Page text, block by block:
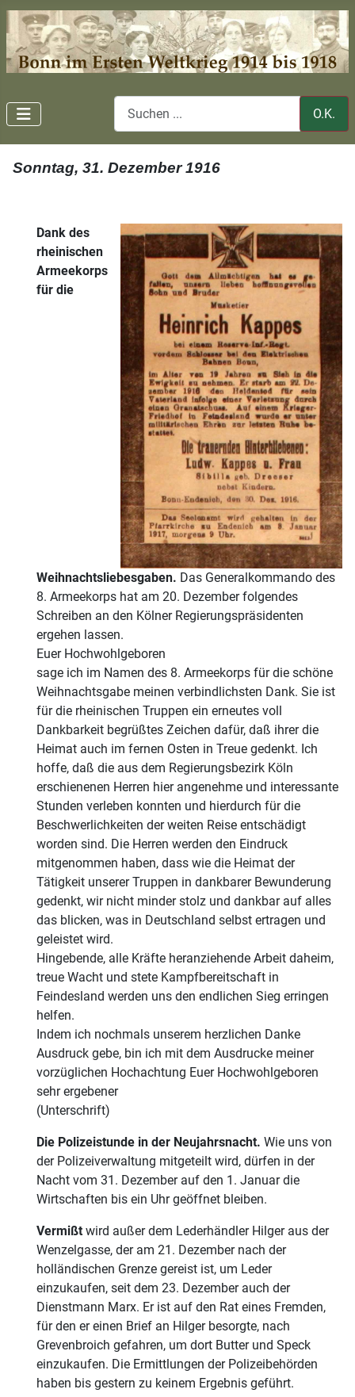
O.K.
Sonntag, 31. Dezember 1916
Dank des
rheinischen
Armeekorps
für die
Weihnachtsliebesgaben. Das Generalkommando des
8. Armeekorps hat am 20. Dezember folgendes
Schreiben an den Kölner Regierungspräsidenten
ergehen lassen.
Euer Hochwohlgeboren
sage ich im Namen des 8. Armeekorps für die schöne
Weihnachtsgabe meinen verbindlichsten Dank. Sie ist
für die rheinischen Truppen ein erneutes voll
Dankbarkeit begrüßtes Zeichen dafür, daß ihrer die
Heimat auch im fernen Osten in Treue gedenkt. Ich
hoffe, daß die aus dem Regierungsbezirk Köln
erschienenen Herren hier angenehme und interessante
Stunden verleben konnten und hierdurch für die
Beschwerlichkeiten der weiten Reise entschädigt
worden sind. Die Herren werden den Eindruck
mitgenommen haben, dass wie die Heimat der
Tätigkeit unserer Truppen in dankbarer Bewunderung
gedenkt, wir nicht minder stolz und dankbar auf alles
das blicken, was in Deutschland selbst ertragen und
geleistet wird.
Hingebende, alle Kräfte heranziehende Arbeit daheim,
treue Wacht und stete Kampfbereitschaft in
Feindesland werden uns den endlichen Sieg erringen
helfen.
Indem ich nochmals unserem herzlichen Danke
Ausdruck gebe, bin ich mit dem Ausdrucke meiner
vorzüglichen Hochachtung Euer Hochwohlgeboren
sehr ergebener
(Unterschrift)
Die Polizeistunde in der Neujahrsnacht. Wie uns von
der Polizeiverwaltung mitgeteilt wird, dürfen in der
Nacht vom 31. Dezember auf den 1. Januar die
Wirtschaften bis ein Uhr geöffnet bleiben.
Vermißt wird außer dem Lederhändler Hilger aus der
Wenzelgasse, der am 21. Dezember nach der
holländischen Grenze gereist ist, um Leder
einzukaufen, seit dem 23. Dezember auch der
Dienstmann Marx. Er ist auf den Rat eines Fremden,
für den er einen Brief an Hilger besorgte, nach
Grevenbroich gefahren, um dort Butter und Speck
einzukaufen. Die Ermittlungen der Polizeibehörden
haben bis gestern zu keinem Ergebnis geführt.